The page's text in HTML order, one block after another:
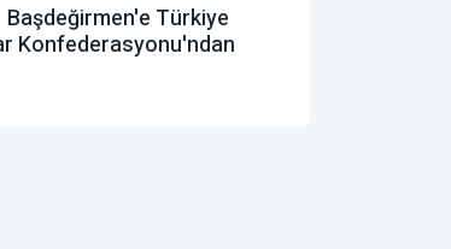
Türkiye
Konfederasyonu'ndan